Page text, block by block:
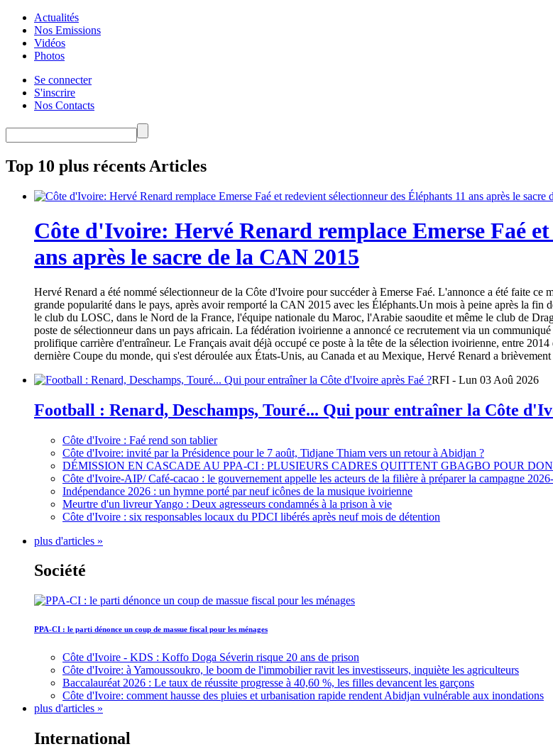
Actualités
Nos Emissions
Vidéos
Photos
Se connecter
S'inscrire
Nos Contacts
Top 10 plus récents Articles
Côte d'Ivoire: Hervé Renard remplace Emerse Faé
ans après le sacre de la CAN 2015
Hervé Renard a été nommé sélectionneur de la Côte d'Ivoire pour succéder à Emerse Faé. L'annonce a été faite
grande popularité dans le pays, après avoir remporté la CAN 2015 avec les Éléphants.Un mois à peine après la
le club du LOSC, dans le Nord de la France, l'équipe nationale du Maroc, l'Arabie saoudite et même le club de
poste de sélectionneur dans un pays africain. La fédération ivoirienne a annoncé ce recrutement via un
prolifique carrière d'entraîneur. Le Français avait déjà occupé ce poste à la tête de la sélection ivoirienne, entre
dernière Coupe du monde, qui s'est déroulée aux États-Unis, au Canada et au Mexique, Hervé Renard a
RFI - Lun 03 Aoû 2026
Football : Renard, Deschamps, Touré... Qui pour entraîner la Côte
Côte d'Ivoire : Faé rend son tablier
Côte d'Ivoire: invité par la Présidence pour le 7 août, Tidjane Thiam vers un retour à Abidjan ?
DÉMISSION EN CASCADE AU PPA-CI : PLUSIEURS CADRES QUITTENT GBAGBO POUR
Côte d'Ivoire-AIP/ Café-cacao : le gouvernement appelle les acteurs de la filière à préparer la campagne
Indépendance 2026 : un hymne porté par neuf icônes de la musique ivoirienne
Meurtre d'un livreur Yango : Deux agresseurs condamnés à la prison à vie
Côte d'Ivoire : six responsables locaux du PDCI libérés après neuf mois de détention
plus d'articles »
Société
PPA-CI : le parti dénonce un coup de massue fiscal pour les ménages
Côte d'Ivoire - KDS : Koffo Doga Séverin risque 20 ans de prison
Côte d'Ivoire: à Yamoussoukro, le boom de l'immobilier ravit les investisseurs, inquiète les agriculteurs
Baccalauréat 2026 : Le taux de réussite progresse à 40,60 %, les filles devancent les garçons
Côte d'Ivoire: comment hausse des pluies et urbanisation rapide rendent Abidjan vulnérable aux inondations
plus d'articles »
International